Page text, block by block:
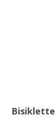
Bisiklette